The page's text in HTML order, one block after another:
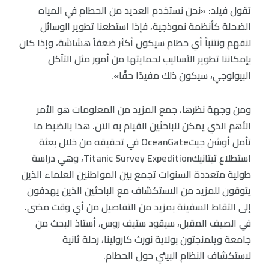
تقول فيلد: «نحن نستخدم العديد من الحطام في المياه
الضحلة كأنظمة نموذجية، فإذا استطعنا تطوير الوسائل
لنفهم ونتنبأ أي حطام سيكون أكثر ضعفاً هشاشة، وإذا كان
بإمكاننا تطوير الأساليب لحمايتها من أمور مثل التآكل
البيولوجي، سيكون ذلك مفيدًا حقًا».
ومن وجهة نظرها، جمع المزيد من المعلومات هو الأمر
الأهم الذي يمكن للباحثين القيام به الآن. هذا بالضبط ما
تأمل أوشن جيتOceanGate في تحقيقه من خلال بعثة
استطلاع تيتانيكTitanic Survey Expedition، وهي دراسة
طولية متعددة السنوات تجمع بين المواطنين العلماء الذين
يتوقون للمزيد من الاستكشاف مع الباحثين الذين يهدفون
إلى التقاط السفينة بمزيد من التفاصيل من أي وقت مضى.
في الصيف المقبل، سيقود ستيف روس، أستاذ البحث من
جامعة ويلمنجتون بولاية نورث كارولينا، رحلة ثانية
لاستكشاف النظام البيئي حول الحطام.